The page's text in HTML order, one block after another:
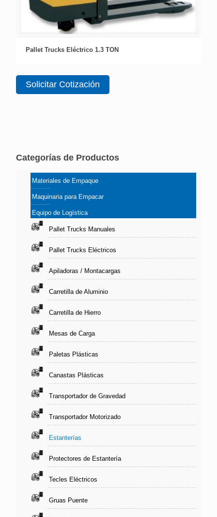
Pallet Trucks Eléctrico 1.3 TON
Solicitar Cotización
Categorías de Productos
Materiales de Empaque
Maquinaria para Empacar
Equipo de Logística
Pallet Trucks Manuales
Pallet Trucks Eléctricos
Apiladoras / Montacargas
Carretilla de Aluminio
Carretilla de Hierro
Mesas de Carga
Paletas Plásticas
Canastas Plásticas
Transportador de Gravedad
Transportador Motorizado
Estanterías
Protectores de Estantería
Tecles Eléctricos
Gruas Puente